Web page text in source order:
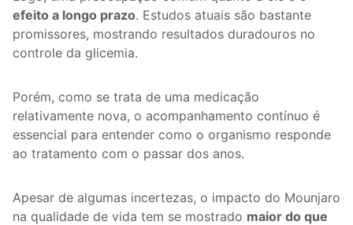
efeito a longo prazo. Estudos atuais são bastante
promissores, mostrando resultados duradouros no
controle da glicemia.
Porém, como se trata de uma medicação
relativamente nova, o acompanhamento contínuo é
essencial para entender como o organismo responde
ao tratamento com o passar dos anos.
Apesar de algumas incertezas, o impacto do Mounjaro
na qualidade de vida tem se mostrado maior do que